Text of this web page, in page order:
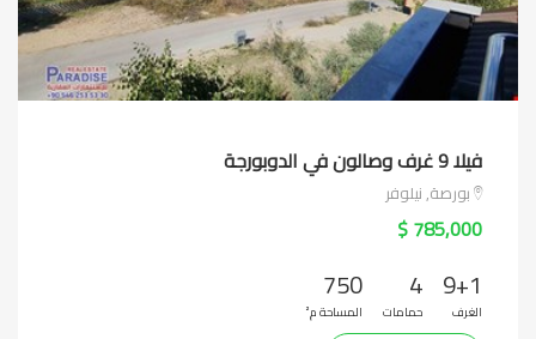
فيلا 9 غرف وصالون في الدوبورجة
بورصة, نيلوفر
785,000 $
9+1
الغرف
4
حمامات
750
المساحة م²